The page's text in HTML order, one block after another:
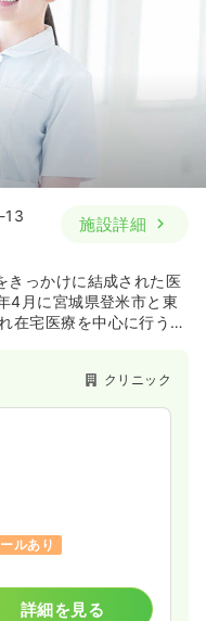
13
施設詳細
きっかけに結成された医
4月に宮城県登米市と東
在宅医療を中心に行う診
所（宮城県登米市、宮
川崎市、神奈川県横浜
訪問看護ステーション、
クリニック
ルあり
詳細を見る